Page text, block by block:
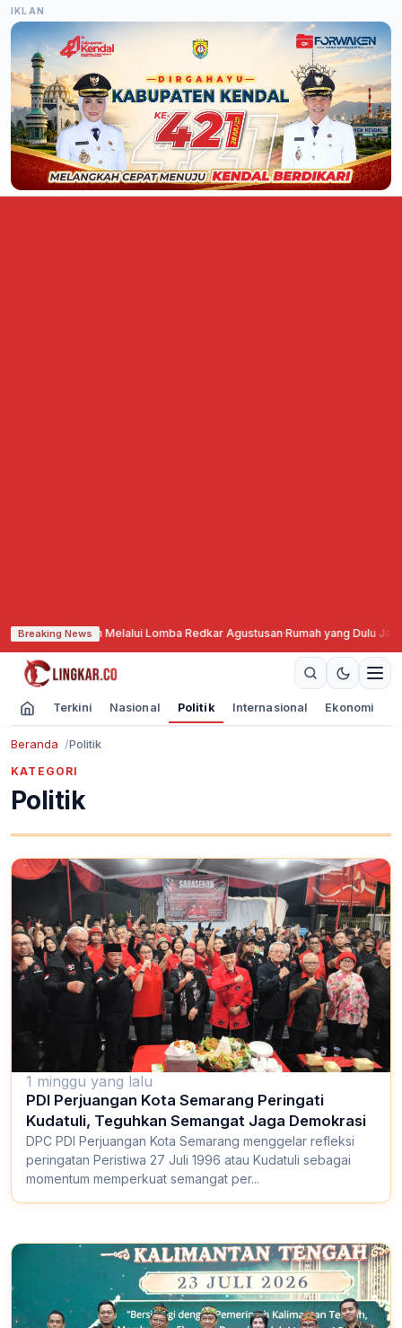
IKLAN
Breaking News
Melalui Lomba Redkar Agustusan·Rumah yang Dulu Jadi Tempat Pulang,
Terkini Nasional Politik Internasional Ekonomi
Beranda Politik
KATEGORI
Politik
1 minggu yang lalu
PDI Perjuangan Kota Semarang Peringati
Kudatuli, Teguhkan Semangat Jaga Demokrasi
DPC PDI Perjuangan Kota Semarang menggelar refleksi
peringatan Peristiwa 27 Juli 1996 atau Kudatuli sebagai
momentum memperkuat semangat per...